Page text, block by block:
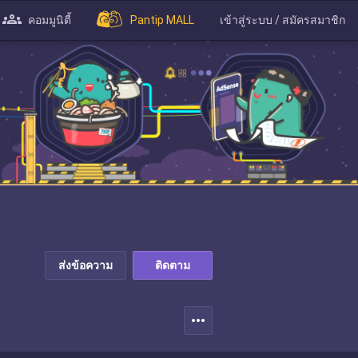
คอมมูนิตี้ Pantip MALL เข้าสู่ระบบ / สมัครสมาชิก
ส่งข้อความ ติดตาม
more_horiz